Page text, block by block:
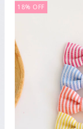
18% OFF